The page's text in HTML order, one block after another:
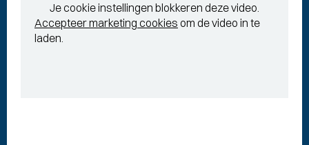
Je cookie instellingen blokkeren deze video.
Accepteer marketing cookies om de video in te
laden.